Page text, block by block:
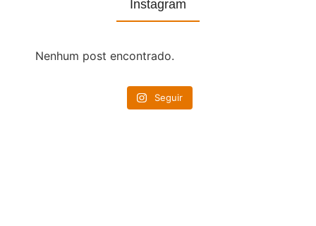
Instagram
Nenhum post encontrado.
Seguir